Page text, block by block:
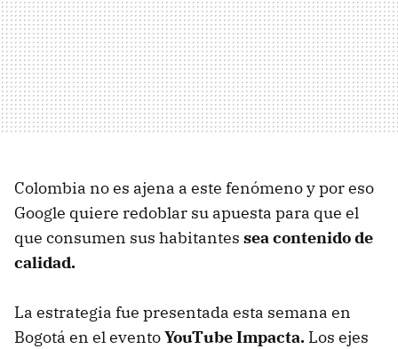
Colombia no es ajena a este fenómeno y por eso
Google quiere redoblar su apuesta para que el
que consumen sus habitantes sea contenido de
calidad.
La estrategia fue presentada esta semana en
Bogotá en el eventoYouTube Impacta. Los ejes